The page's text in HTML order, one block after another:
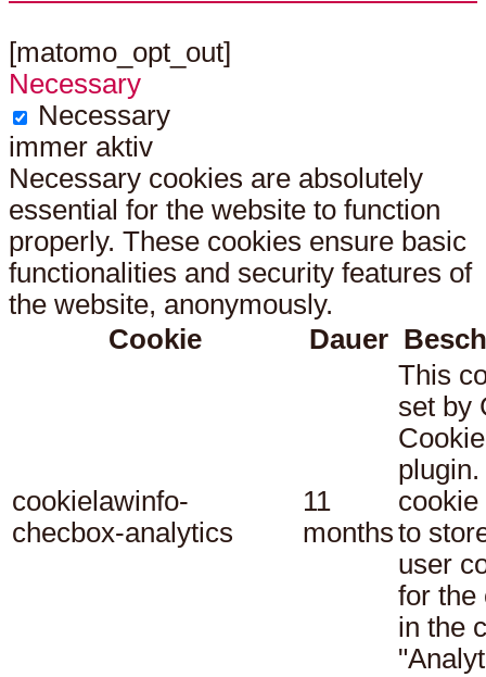
[matomo_opt_out]
Necessary
Necessary
immer aktiv
Necessary cookies are absolutely
essential for the website to function
properly. These cookies ensure basic
functionalities and security features of
the website, anonymously.
Cookie
Dauer
cookielawinfo-
checbox-analytics
11
months
This
set by
cookie
to
user
for the
in the